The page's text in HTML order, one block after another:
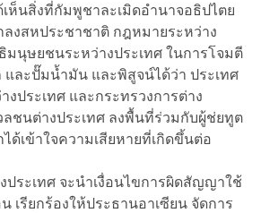
ห็นสิ่งที่กัมพูชาละเมิดอำนาจอธิปไตย
งสหประชาชาติ กฎหมายระหว่าง
มนุษยชนระหว่างประเทศ ในการโจมตี
และปั๊มน้ำมัน และพิสูจน์ได้ว่า ประเทศ
งประเทศ และกระทรวงการต่าง
ลชนต่างประเทศ ลงพื้นที่ร่วมกับผู้ช่ยทูต
ด้เข้าใจความเสียหายที่เกิดขึ้นต่อ
ประเทศ จะนำเงื่อนไขการผิดสัญญาใช้
เรียกร้องให้ประธานอาเซียน จัดการ